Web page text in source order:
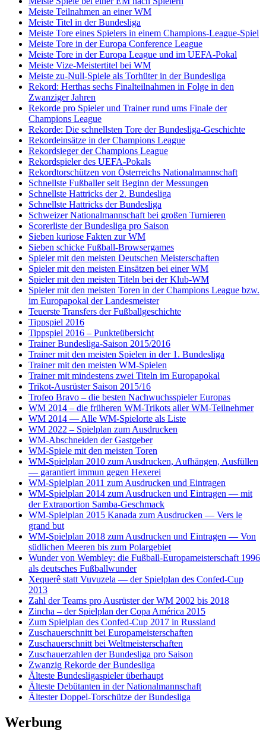
Meiste Teilnahmen an einer WM
Meiste Titel in der Bundesliga
Meiste Tore eines Spielers in einem Champions-League-Spiel
Meiste Tore in der Europa Conference League
Meiste Tore in der Europa League und im UEFA-Pokal
Meiste Vize-Meistertitel bei WM
Meiste zu-Null-Spiele als Torhüter in der Bundesliga
Rekord: Herthas sechs Finalteilnahmen in Folge in den
Zwanziger Jahren
Rekorde pro Spieler und Trainer rund ums Finale der
Champions League
Rekorde: Die schnellsten Tore der Bundesliga-Geschichte
Rekordeinsätze in der Champions League
Rekordsieger der Champions League
Rekordspieler des UEFA-Pokals
Rekordtorschützen von Österreichs Nationalmannschaft
Schnellste Fußballer seit Beginn der Messungen
Schnellste Hattricks der 2. Bundesliga
Schnellste Hattricks der Bundesliga
Schweizer Nationalmannschaft bei großen Turnieren
Scorerliste der Bundesliga pro Saison
Sieben kuriose Fakten zur WM
Sieben schicke Fußball-Browsergames
Spieler mit den meisten Deutschen Meisterschaften
Spieler mit den meisten Einsätzen bei einer WM
Spieler mit den meisten Titeln bei der Klub-WM
Spieler mit den meisten Toren in der Champions League bzw.
im Europapokal der Landesmeister
Teuerste Transfers der Fußballgeschichte
Tippspiel 2016
Tippspiel 2016 – Punkteübersicht
Trainer Bundesliga-Saison 2015/2016
Trainer mit den meisten Spielen in der 1. Bundesliga
Trainer mit den meisten WM-Spielen
Trainer mit mindestens zwei Titeln im Europapokal
Trikot-Ausrüster Saison 2015/16
Trofeo Bravo – die besten Nachwuchsspieler Europas
WM 2014 – die früheren WM-Trikots aller WM-Teilnehmer
WM 2014 — Alle WM-Spielorte als Liste
WM 2022 – Spielplan zum Ausdrucken
WM-Abschneiden der Gastgeber
WM-Spiele mit den meisten Toren
WM-Spielplan 2010 zum Ausdrucken, Aufhängen, Ausfüllen
— garantiert immun gegen Hexerei
WM-Spielplan 2011 zum Ausdrucken und Eintragen
WM-Spielplan 2014 zum Ausdrucken und Eintragen — mit
der Extraportion Samba-Geschmack
WM-Spielplan 2015 Kanada zum Ausdrucken — Vers le
grand but
WM-Spielplan 2018 zum Ausdrucken und Eintragen — Von
südlichen Meeren bis zum Polargebiet
Wunder von Wembley: die Fußball-Europameisterschaft 1996
als deutsches Fußballwunder
Xequerê statt Vuvuzela — der Spielplan des Confed-Cup
2013
Zahl der Teams pro Ausrüster der WM 2002 bis 2018
Zincha – der Spielplan der Copa América 2015
Zum Spielplan des Confed-Cup 2017 in Russland
Zuschauerschnitt bei Europameisterschaften
Zuschauerschnitt bei Weltmeisterschaften
Zuschauerzahlen der Bundesliga pro Saison
Zwanzig Rekorde der Bundesliga
Älteste Bundesligaspieler überhaupt
Älteste Debütanten in der Nationalmannschaft
Ältester Doppel-Torschütze der Bundesliga
Werbung